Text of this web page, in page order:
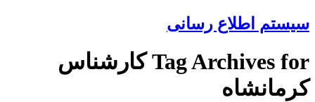
سیستم اطلاع رسانی
Tag Archives for کارشناس
کرمانشاه